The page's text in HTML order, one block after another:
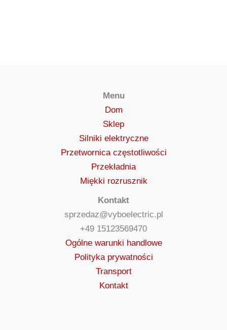
Menu
Dom
Sklep
Silniki elektryczne
Przetwornica częstotliwości
Przekładnia
Miękki rozrusznik
Kontakt
sprzedaz@vyboelectric.pl
+49 15123569470
Ogólne warunki handlowe
Polityka prywatności
Transport
Kontakt